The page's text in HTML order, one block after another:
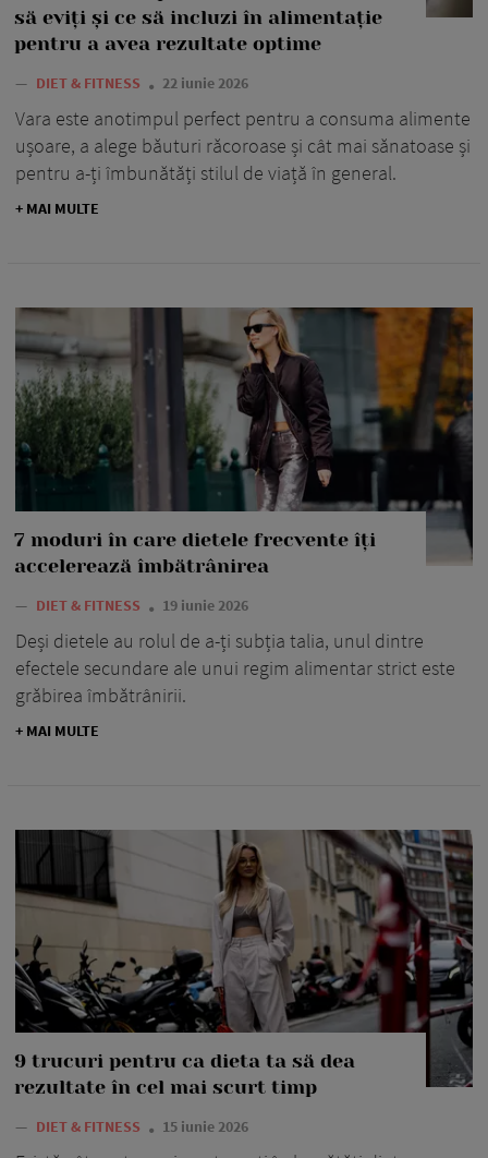
să eviți și ce să incluzi în alimentație
pentru a avea rezultate optime
— DIET & FITNESS 22 iunie 2026
Vara este anotimpul perfect pentru a consuma alimente
ușoare, a alege băuturi răcoroase și cât mai sănatoase și
pentru a-ți îmbunătăți stilul de viață în general.
+ MAI MULTE
7 moduri în care dietele frecvente îți
accelerează îmbătrânirea
— DIET & FITNESS 19 iunie 2026
Deși dietele au rolul de a-ți subția talia, unul dintre
efectele secundare ale unui regim alimentar strict este
grăbirea îmbătrânirii.
+ MAI MULTE
9 trucuri pentru ca dieta ta să dea
rezultate în cel mai scurt timp
— DIET & FITNESS 15 iunie 2026